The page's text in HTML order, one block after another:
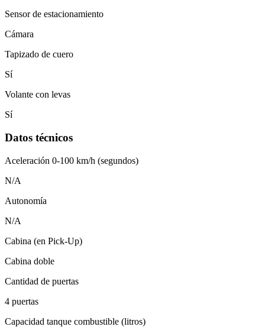
Sensor de estacionamiento
Cámara
Tapizado de cuero
Sí
Volante con levas
Sí
Datos técnicos
Aceleración 0-100 km/h (segundos)
N/A
Autonomía
N/A
Cabina (en Pick-Up)
Cabina doble
Cantidad de puertas
4 puertas
Capacidad tanque combustible (litros)